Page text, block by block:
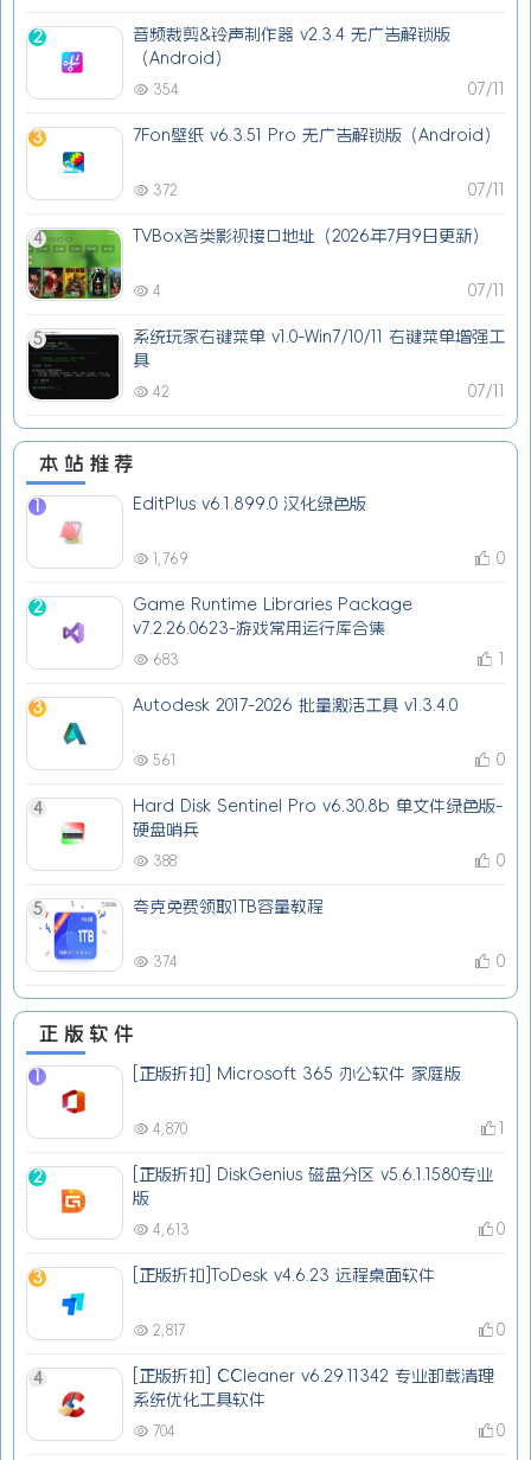
2
音频裁剪&铃声制作器 v2.3.4 无广告解锁版
（Android）
07/11
354
3 7Fon壁纸 v6.3.51 Pro 无广告解锁版（Android）
07/11
372
4 TVBox各类影视接口地址（2026年7月9日更新）
07/11
4
5
系统玩家右键菜单 v1.0-Win7/10/11 右键菜单增强工
具
07/11
42
本站推荐
1 EditPlus v6.1.899.0 汉化绿色版
1,769 0
2
Game Runtime Libraries Package
v7.2.26.0623-游戏常用运行库合集
683 1
3 Autodesk 2017-2026 批量激活工具 v1.3.4.0
561 0
4
Hard Disk Sentinel Pro v6.30.8b 单文件绿色版-
硬盘哨兵
388 0
5 夸克免费领取1TB容量教程
374 0
正版软件
1 [正版折扣] Microsoft 365 办公软件 家庭版
4,870 1
2
[正版折扣] DiskGenius 磁盘分区 v5.6.1.1580专业
版
4,613 0
3 [正版折扣]ToDesk v4.6.23 远程桌面软件
2,817 0
4
[正版折扣] CCleaner v6.29.11342 专业卸载清理
系统优化工具软件
704 0